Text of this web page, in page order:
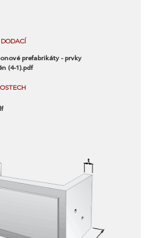
prefabrikáty - prvky
(4-1).pdf